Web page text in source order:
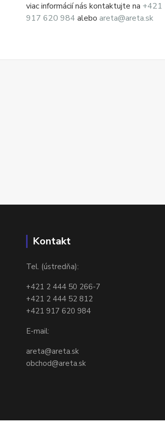
viac informácií nás kontaktujte na +421
917 620 984 alebo areta@areta.sk
Kontakt
Tel. (ústredňa):
+421 2 444 50 266-7
+421 2 444 52 812
+421 917 620 984
E-mail:
areta@areta.sk
obchod@areta.sk